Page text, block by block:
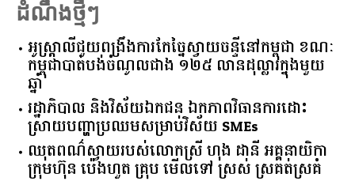
ដំណឹងថ្មីៗ
អូស្ត្រាលី​ជួយ​ពង្រឹង​ការ​កែច្នៃ​ស្វាយចន្ទី​នៅ​កម្ពុជា​ ​ខណៈ​
កម្ពុជា​បាត់បង់​ចំណូល​ជាង​ ​១២៥​ ​លាន​ដុល្លារ​ក្នុង​មួយ​
ឆ្នាំ​
រដ្ឋាភិបាល​ ​និង​វិស័យ​ឯកជន ​ឯកភាព​វិធានការ​ដោះ
ស្រាយ​បញ្ហា​ប្រឈម​​សម្រាប់​វិស័យ​ ​SMEs​
ឈុតពណ៌ស្វាយរបស់លោកស្រី ហុង ដានី អគ្គ​នាយិកា​
ក្រុមហ៊ុន ប៉េងហួត គ្រុប មើលទៅ ស្រស់ ស្រគត់ស្រគំ